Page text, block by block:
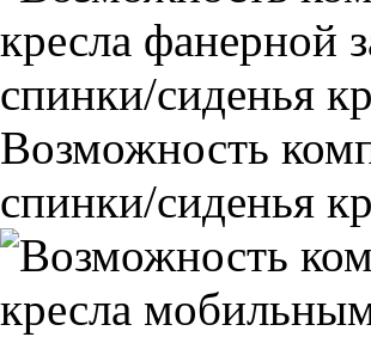
Возможность
спинки/сиденья